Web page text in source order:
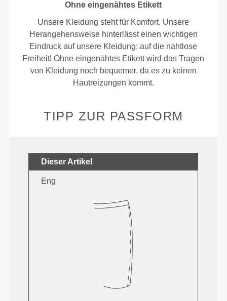
Ohne eingenähtes Etikett
Unsere Kleidung steht für Komfort. Unsere
Herangehensweise hinterlässt einen wichtigen
Eindruck auf unsere Kleidung: auf die nahtlose
Freiheit! Ohne eingenähtes Etikett wird das Tragen
von Kleidung noch bequemer, da es zu keinen
Hautreizungen kommt.
TIPP ZUR PASSFORM
Dieser Artikel
Eng